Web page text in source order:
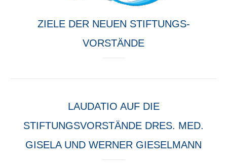
ZIELE DER NEUEN STIFTUNGS-
VORSTÄNDE
LAUDATIO AUF DIE
STIFTUNGSVORSTÄNDE DRES. MED.
GISELA UND WERNER GIESELMANN